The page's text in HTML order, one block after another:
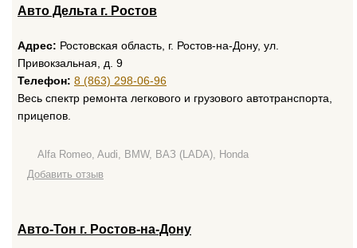
Авто Дельта г. Ростов
Адрес: Ростовская область, г. Ростов-на-Дону, ул.
Привокзальная, д. 9
Телефон: 8 (863) 298-06-96
Весь спектр ремонта легкового и грузового автотранспорта,
прицепов.
Alfa Romeo, Audi, BMW, ВАЗ (LADA), Honda
Добавить отзыв
Авто-Тон г. Ростов-на-Дону